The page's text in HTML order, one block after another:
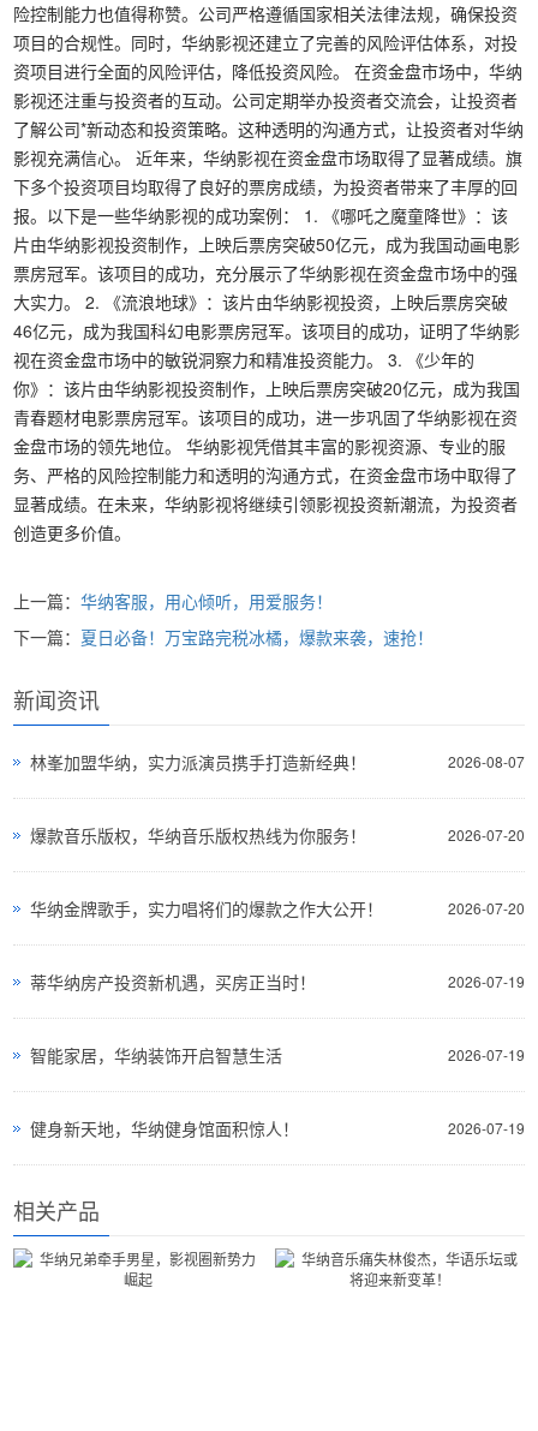
险控制能力也值得称赞。公司严格遵循国家相关法律法规，确保投资
项目的合规性。同时，华纳影视还建立了完善的风险评估体系，对投
资项目进行全面的风险评估，降低投资风险。 在资金盘市场中，华纳
影视还注重与投资者的互动。公司定期举办投资者交流会，让投资者
了解公司*新动态和投资策略。这种透明的沟通方式，让投资者对华纳
影视充满信心。 近年来，华纳影视在资金盘市场取得了显著成绩。旗
下多个投资项目均取得了良好的票房成绩，为投资者带来了丰厚的回
报。以下是一些华纳影视的成功案例： 1. 《哪吒之魔童降世》：该
片由华纳影视投资制作，上映后票房突破50亿元，成为我国动画电影
票房冠军。该项目的成功，充分展示了华纳影视在资金盘市场中的强
大实力。 2. 《流浪地球》：该片由华纳影视投资，上映后票房突破
46亿元，成为我国科幻电影票房冠军。该项目的成功，证明了华纳影
视在资金盘市场中的敏锐洞察力和精准投资能力。 3. 《少年的
你》：该片由华纳影视投资制作，上映后票房突破20亿元，成为我国
青春题材电影票房冠军。该项目的成功，进一步巩固了华纳影视在资
金盘市场的领先地位。 华纳影视凭借其丰富的影视资源、专业的服
务、严格的风险控制能力和透明的沟通方式，在资金盘市场中取得了
显著成绩。在未来，华纳影视将继续引领影视投资新潮流，为投资者
创造更多价值。
上一篇：华纳客服，用心倾听，用爱服务！
下一篇： 夏日必备！万宝路完税冰橘，爆款来袭，速抢！
新闻资讯
2026-08-07
林峯加盟华纳，实力派演员携手打造新经典！
2026-07-20
爆款音乐版权，华纳音乐版权热线为你服务！
2026-07-20
华纳金牌歌手，实力唱将们的爆款之作大公开！
2026-07-19
蒂华纳房产投资新机遇，买房正当时！
2026-07-19
智能家居，华纳装饰开启智慧生活
2026-07-19
健身新天地，华纳健身馆面积惊人！
相关产品